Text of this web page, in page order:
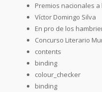
Premios nacionales
Víctor Domingo Silva
En pro de los
Concurso Literario
contents
binding
colour_checker
binding